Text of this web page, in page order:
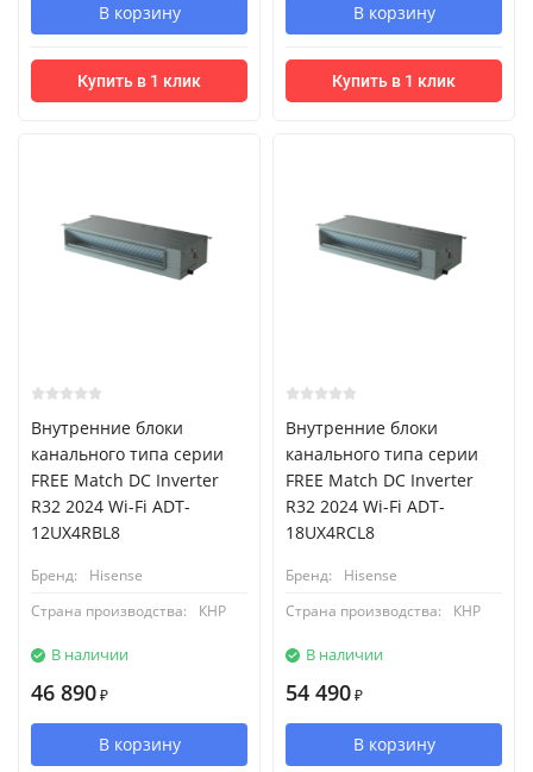
В корзину
Купить в 1 клик
В корзину
Купить в 1 клик
Внутренние блоки
канального типа серии
FREE Match DC Inverter
R32 2024 Wi-Fi ADT-
12UX4RBL8
Бренд:
Hisense
Страна производства:
КНР
В наличии
46 890 ₽
В корзину
Внутренние блоки
канального типа серии
FREE Match DC Inverter
R32 2024 Wi-Fi ADT-
18UX4RCL8
Бренд:
Hisense
Страна производства:
КНР
В наличии
54 490 ₽
В корзину